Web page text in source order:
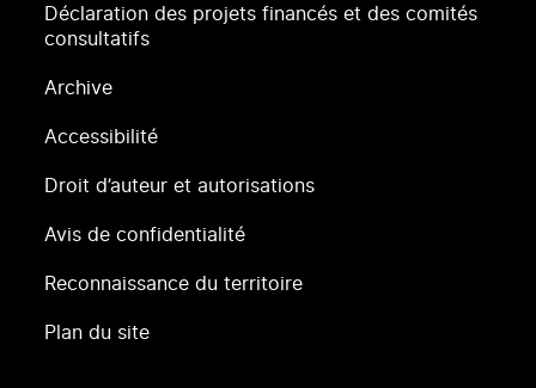
Déclaration des projets financés et des comités
consultatifs
Archive
Accessibilité
Droit d’auteur et autorisations
Avis de confidentialité
Reconnaissance du territoire
Plan du site